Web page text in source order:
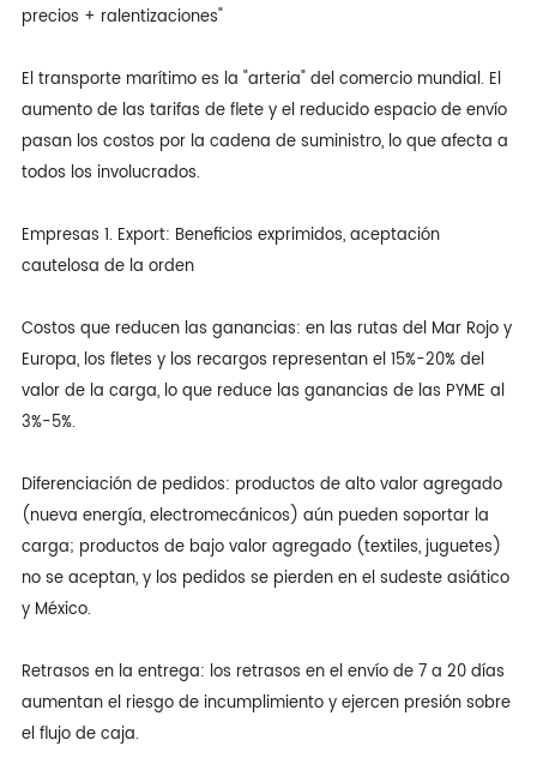
precios + ralentizaciones"
El transporte marítimo es la "arteria" del comercio mundial. El
aumento de las tarifas de flete y el reducido espacio de envío
pasan los costos por la cadena de suministro, lo que afecta a
todos los involucrados.
Empresas 1. Export: Beneficios exprimidos, aceptación
cautelosa de la orden
Costos que reducen las ganancias: en las rutas del Mar Rojo y
Europa, los fletes y los recargos representan el 15%-20% del
valor de la carga, lo que reduce las ganancias de las PYME al
3%-5%.
Diferenciación de pedidos: productos de alto valor agregado
(nueva energía, electromecánicos) aún pueden soportar la
carga; productos de bajo valor agregado (textiles, juguetes)
no se aceptan, y los pedidos se pierden en el sudeste asiático
y México.
Retrasos en la entrega: los retrasos en el envío de 7 a 20 días
aumentan el riesgo de incumplimiento y ejercen presión sobre
el flujo de caja.